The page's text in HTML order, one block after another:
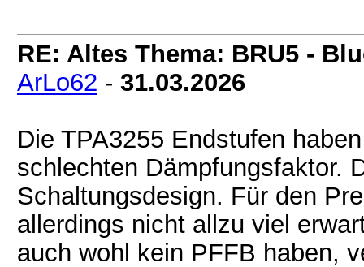
RE: Altes Thema: BRU5 -
ArLo62 - 31.03.2026
Die TPA3255 Endstufen
schlechten Dämpfungsfaktor.
Schaltungsdesign. Für den
allerdings nicht allzu viel
auch wohl kein PFFB haben,